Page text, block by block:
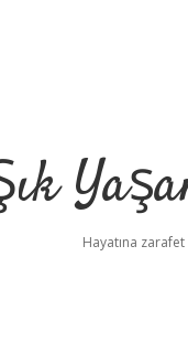
Hayatına